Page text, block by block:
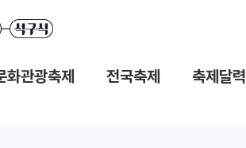
화관광축제 전국축제 축제달력